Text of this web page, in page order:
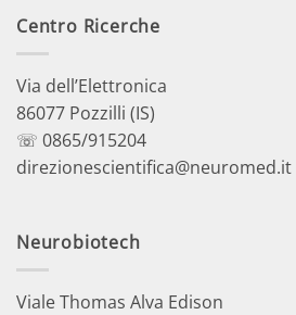
Centro Ricerche
Via dell’Elettronica
86077 Pozzilli (IS)
☏ 0865/915204
direzionescientifica@neuromed.it
Neurobiotech
Viale Thomas Alva Edison